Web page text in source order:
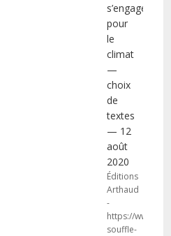
s’engagent
pour
le
climat
—
choix
de
textes
— 12
août
2020
Éditions
Arthaud
-
https://
souffle-